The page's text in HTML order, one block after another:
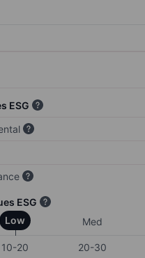
ESG
ESG
Low Med
10-20 20-30